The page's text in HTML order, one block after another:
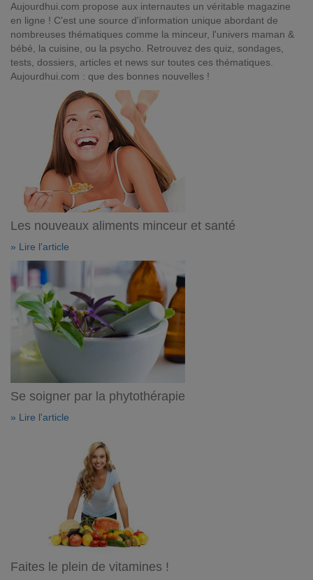
Aujourdhui.com propose aux internautes un véritable magazine
en ligne ! C'est une source d'information unique abordant de
nombreuses thématiques comme la minceur, l'univers maman &
bébé, la cuisine, ou la psycho. Retrouvez des quiz, sondages,
tests, dossiers, articles et news sur toutes ces thématiques.
Aujourdhui.com : que des bonnes nouvelles !
Les nouveaux aliments minceur et santé
» Lire l'article
Se soigner par la phytothérapie
» Lire l'article
Faites le plein de vitamines !